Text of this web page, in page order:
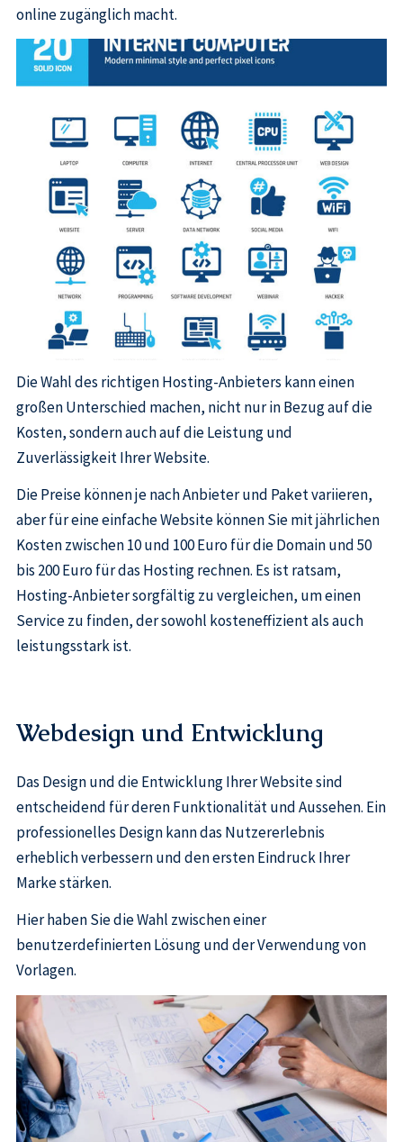
online zugänglich macht.
Die Wahl des richtigen Hosting-Anbieters kann einen
großen Unterschied machen, nicht nur in Bezug auf die
Kosten, sondern auch auf die Leistung und
Zuverlässigkeit Ihrer Website.
Die Preise können je nach Anbieter und Paket variieren,
aber für eine einfache Website können Sie mit jährlichen
Kosten zwischen 10 und 100 Euro für die Domain und 50
bis 200 Euro für das Hosting rechnen. Es ist ratsam,
Hosting-Anbieter sorgfältig zu vergleichen, um einen
Service zu finden, der sowohl kosteneffizient als auch
leistungsstark ist.
Webdesign und Entwicklung
Das Design und die Entwicklung Ihrer Website sind
entscheidend für deren Funktionalität und Aussehen. Ein
professionelles Design kann das Nutzererlebnis
erheblich verbessern und den ersten Eindruck Ihrer
Marke stärken.
Hier haben Sie die Wahl zwischen einer
benutzerdefinierten Lösung und der Verwendung von
Vorlagen.